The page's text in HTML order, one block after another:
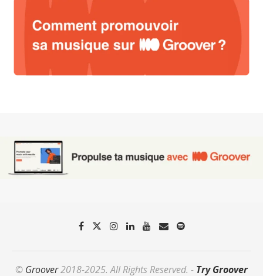
© Groover2018-2025. All Rights Reserved. - Try Groover